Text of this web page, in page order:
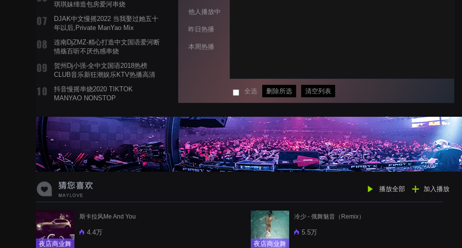
琪琪妹缔造包房爱河串烧
DJAK中文慢摇2022 当我娶过她五十
年以后,Private ManYao Mix
连南DjZMZ-精心打造中文国语爱河断
情殇百听不厌伤感串烧
贺州Dj小强-全中文国语2018热榜
CLUB音乐新狂潮娱乐KTV热播高清
抖音慢摇串烧2020 TIKTOK
MANYAO NONSTOP
蝉爸爸妈妈爱存在夏天的风是想你的
声音啊
他人播放中
昨日热播
本周热播
全选 删除所选 清空列表
播放全部 加入播放
夜店商业舞
斯卡拉风Me And You
4.4万
夜店商业舞
冷少 - 俄舞魅音（Remix）
5.5万